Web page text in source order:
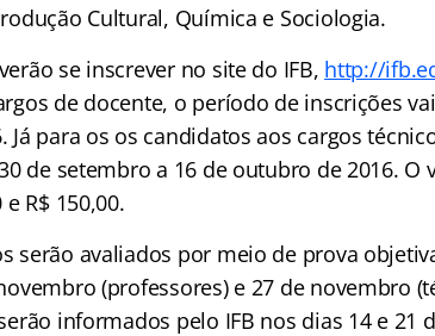
Cultural, Química e Sociologia.
se inscrever no site do IFB, http://
de docente, o período de inscrições
Já para os os candidatos aos cargos
de setembro a 16 de outubro de 2016. O
R$ 150,00.
serão avaliados por meio de prova
(professores) e 27 de novembro
informados pelo IFB nos dias 14 e 21